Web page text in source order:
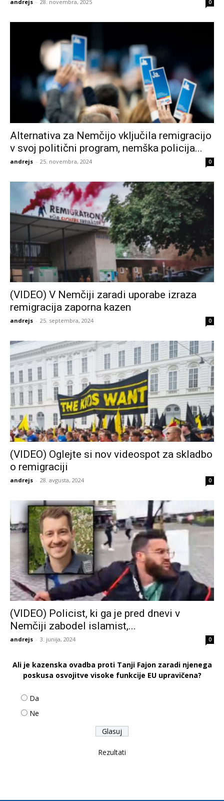
andrejs - 28. novembra, 2025 0
Alternativa za Nemčijo vključila remigracijo
v svoj politični program, nemška policija...
andrejs - 25. novembra, 2024 0
(VIDEO) V Nemčiji zaradi uporabe izraza
remigracija zaporna kazen
andrejs - 25. septembra, 2024 0
(VIDEO) Oglejte si nov videospot za skladbo
o remigraciji
andrejs - 28. avgusta, 2024 0
(VIDEO) Policist, ki ga je pred dnevi v
Nemčiji zabodel islamist,...
andrejs - 3. junija, 2024 0
Ali je kazenska ovadba proti Tanji Fajon zaradi njenega
poskusa osvojitve visoke funkcije EU upravičena?
Da
Ne
Rezultati